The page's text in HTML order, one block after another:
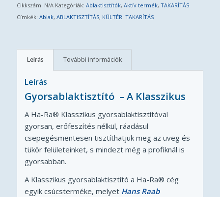
Cikkszám: N/A Kategóriák: Ablaktisztítók, Aktív termék, TAKARÍTÁS
Címkék: Ablak, ABLAKTISZTÍTÁS, KÜLTÉRI TAKARÍTÁS
Leírás További információk
Leírás
Gyorsablaktisztító – A Klasszikus
A Ha-Ra® Klasszikus gyorsablaktisztítóval
gyorsan, erőfeszítés nélkül, ráadásul
csepegésmentesen tisztíthatjuk meg az üveg és
tükör felületeinket, s mindezt még a profiknál is
gyorsabban.
A Klasszikus gyorsablaktisztító a Ha-Ra® cég
egyik csúcsterméke, melyet Hans Raab